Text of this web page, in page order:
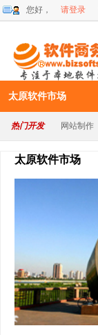
您好， 请登录
太原软件市场
热门开发 网站制作
太原软件市场